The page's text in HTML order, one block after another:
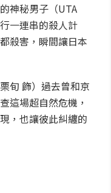
神秘男子（UTA
一連串的殺人計
殺害，瞬間讓日本
旬 飾）過去曾和京
這場超自然危機，
，也讓彼此糾纏的